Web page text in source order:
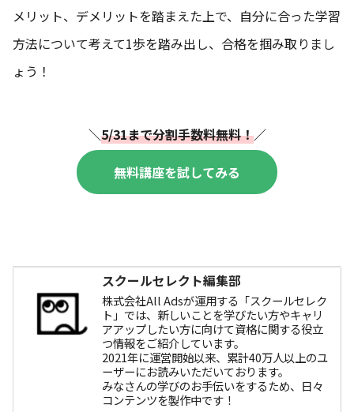
メリット、デメリットを踏まえた上で、自分に合った学習
方法について考えて1歩を踏み出し、合格を掴み取りまし
ょう！
＼5/31まで分割手数料無料！／
無料講座を試してみる
スクールセレクト編集部
株式会社All Adsが運用する「スクールセレク
ト」では、新しいことを学びたい方やキャリ
アアップしたい方に向けて資格に関する役立
つ情報をご紹介しています。
2021年に運営開始以来、累計40万人以上のユ
ーザーにお読みいただいております。
みなさんの学びのお手伝いをするため、日々
コンテンツを製作中です！